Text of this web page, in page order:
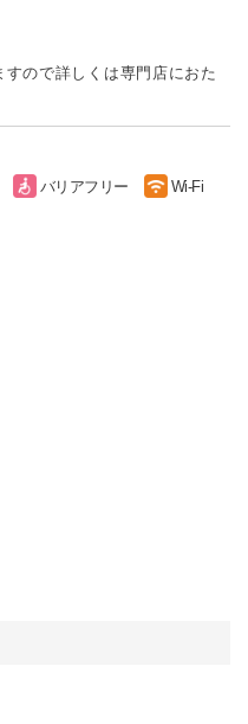
ので詳しくは専門店におた
バリアフリー Wi-Fi